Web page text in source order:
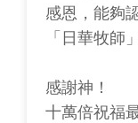
感恩，能夠
「日華牧師
感謝神！
十萬倍祝福